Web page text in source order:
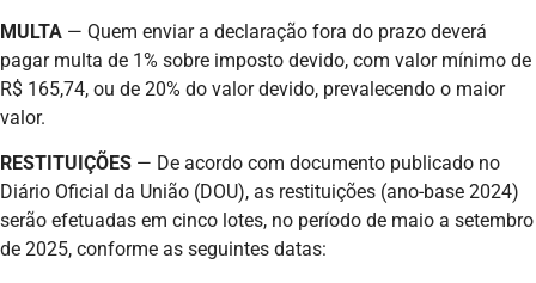
MULTA — Quem enviar a declaração fora do prazo deverá
pagar multa de 1% sobre imposto devido, com valor mínimo de
R$ 165,74, ou de 20% do valor devido, prevalecendo o maior
valor.
RESTITUIÇÕES — De acordo com documento publicado no
Diário Oficial da União (DOU), as restituições (ano-base 2024)
serão efetuadas em cinco lotes, no período de maio a setembro
de 2025, conforme as seguintes datas: